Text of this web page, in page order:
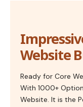
Website
Ready for Core
With 1000+
Website. It is the